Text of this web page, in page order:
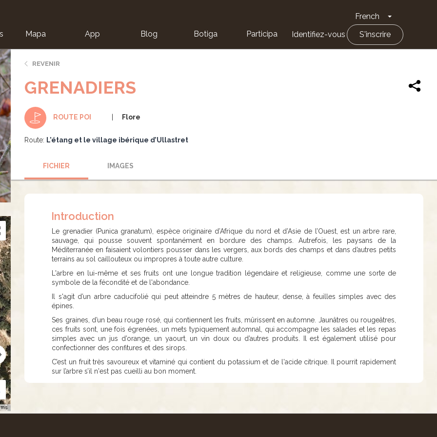
French Toggle
Mapa App Blog Botiga Participa Identifiez-vous S'inscrire
REVENIR
GRENADIERS
ROUTE POI Flore
Route: L’étang et le village ibérique d’Ullastret
FICHIER IMAGES
Introduction
Le grenadier (Punica granatum), espèce originaire d’Afrique du nord et d’Asie de l’Ouest, est un arbre rare,
sauvage, qui pousse souvent spontanément en bordure des champs. Autrefois, les paysans de la
Méditerranée en faisaient volontiers pousser dans les vergers, aux bords des champs et dans d’autres petits
terrains au sol caillouteux ou impropres à toute autre culture.
L'arbre en lui-même et ses fruits ont une longue tradition légendaire et religieuse, comme une sorte de
symbole de la fécondité et de l'abondance.
Il s'agit d’un arbre caducifolié qui peut atteindre 5 mètres de hauteur, dense, à feuilles simples avec des
épines.
Ses graines, d’un beau rouge rosé, qui contiennent les fruits, mûrissent en automne. Jaunâtres ou rougeâtres,
ces fruits sont, une fois égrenées, un mets typiquement automnal, qui accompagne les salades et les repas
simples avec un jus d’orange, un yaourt, un vin doux ou d’autres produits. Il est également utilisé pour
confectionner des confitures et des sirops.
C’est un fruit très savoureux et vitaminé qui contient du potassium et de l'acide citrique. Il pourrit rapidement
sur l’arbre s’il n'est pas cueilli au bon moment.